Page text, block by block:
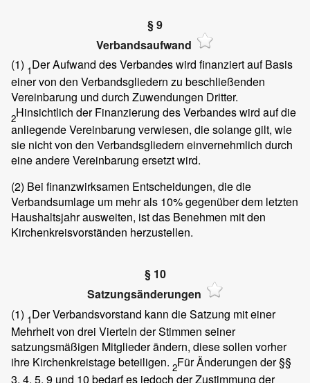
§ 9
Verbandsaufwand
(1) 1Der Aufwand des Verbandes wird finanziert auf Basis
einer von den Verbandsgliedern zu beschließenden
Vereinbarung und durch Zuwendungen Dritter.
2Hinsichtlich der Finanzierung des Verbandes wird auf die
anliegende Vereinbarung verwiesen, die solange gilt, wie
sie nicht von den Verbandsgliedern einvernehmlich durch
eine andere Vereinbarung ersetzt wird.
(2) Bei finanzwirksamen Entscheidungen, die die
Verbandsumlage um mehr als 10% gegenüber dem letzten
Haushaltsjahr ausweiten, ist das Benehmen mit den
Kirchenkreisvorständen herzustellen.
§ 10
Satzungsänderungen
(1) 1Der Verbandsvorstand kann die Satzung mit einer
Mehrheit von drei Vierteln der Stimmen seiner
satzungsmäßigen Mitglieder ändern, diese sollen vorher
ihre Kirchenkreistage beteiligen. 2Für Änderungen der §§
3, 4, 5, 9 und 10 bedarf es jedoch der Zustimmung der